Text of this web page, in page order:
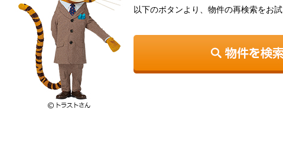
以下のボタンより、物件の再検索をお試